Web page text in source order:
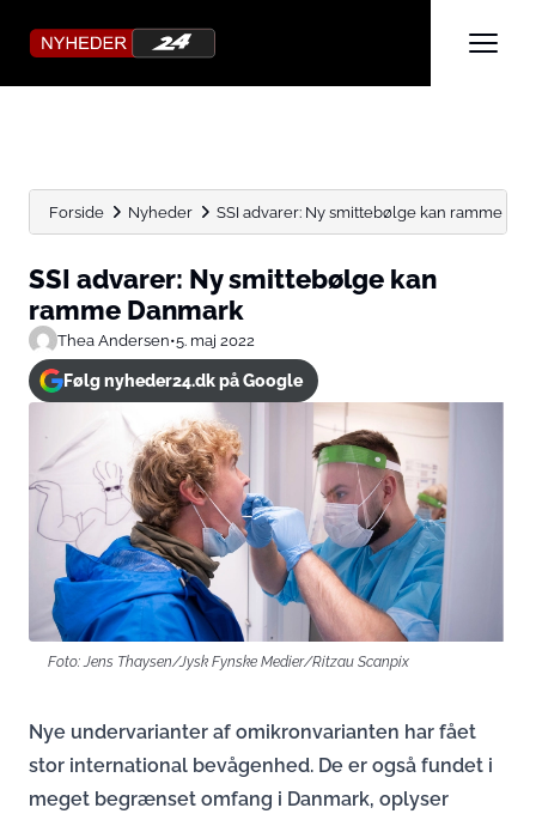
Forside Nyheder SSI advarer: Ny smittebølge kan ramme
SSI advarer: Ny smittebølge kan
ramme Danmark
Thea Andersen•5. maj 2022
Følg nyheder24.dk på Google
Foto: Jens Thaysen/Jysk Fynske Medier/Ritzau Scanpix
Nye undervarianter af omikronvarianten har fået
stor international bevågenhed. De er også fundet i
meget begrænset omfang i Danmark, oplyser